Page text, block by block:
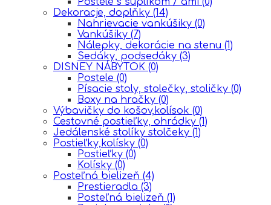
Dekoracje, doplňky (14)
Nahrievacie vankúšiky (0)
Vankúšiky (7)
Nálepky, dekorácie na stenu (1)
Sedáky, podsedáky (3)
DISNEY NÁBYTOK (0)
Postele (0)
Písacie stoly, stolečky, stoličky (0)
Boxy na hračky (0)
Výbavičky do košov,kolísok (0)
Cestovné postieľky, ohrádky (1)
Jedálenské stolíky stolčeky (1)
Postieľky,kolísky (0)
Postieľky (0)
Kolísky (0)
Posteľná bielizeň (4)
Prestieradla (3)
Posteľná bielizeň (1)